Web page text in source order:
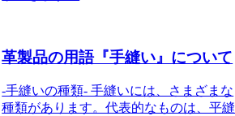
革製品の用語『手縫い』について
-手縫いの種類- 手縫いには、さまざまな
種類があります。代表的なものは、平縫